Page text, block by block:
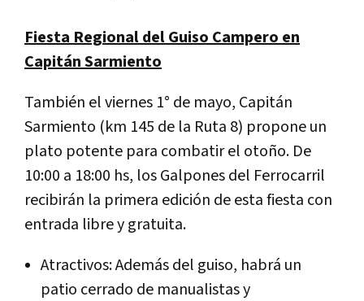
Fiesta Regional del Guiso Campero en
Capitán Sarmiento
También el viernes 1° de mayo, Capitán
Sarmiento (km 145 de la Ruta 8) propone un
plato potente para combatir el otoño. De
10:00 a 18:00 hs, los Galpones del Ferrocarril
recibirán la primera edición de esta fiesta con
entrada libre y gratuita.
Atractivos: Además del guiso, habrá un
patio cerrado de manualistas y